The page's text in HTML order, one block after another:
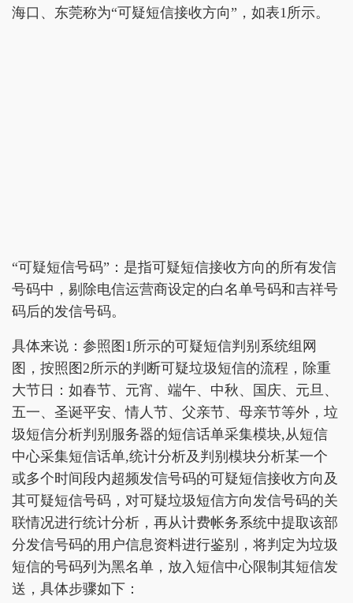
海口、东莞称为“可疑短信接收方向”，如表1所示。
“可疑短信号码”：是指可疑短信接收方向的所有发信
号码中，剔除电信运营商设定的白名单号码和吉祥号
码后的发信号码。
具体来说：参照图1所示的可疑短信判别系统组网
图，按照图2所示的判断可疑垃圾短信的流程，除重
大节日：如春节、元宵、端午、中秋、国庆、元旦、
五一、圣诞平安、情人节、父亲节、母亲节等外，垃
圾短信分析判别服务器的短信话单采集模块,从短信
中心采集短信话单,统计分析及判别模块分析某一个
或多个时间段内超频发信号码的可疑短信接收方向及
其可疑短信号码，对可疑垃圾短信方向发信号码的关
联情况进行统计分析，再从计费帐务系统中提取该部
分发信号码的用户信息资料进行鉴别，将判定为垃圾
短信的号码列为黑名单，放入短信中心限制其短信发
送，具体步骤如下：